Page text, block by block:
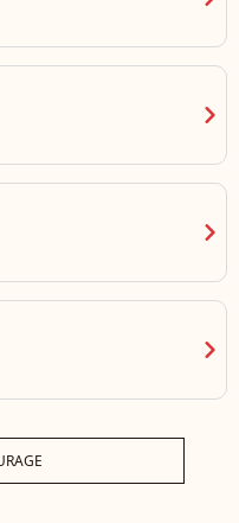
chevron_right
chevron_right
chevron_right